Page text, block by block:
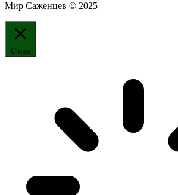
Мир Саженцев © 2025
Close